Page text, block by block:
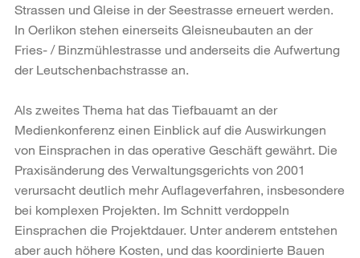
Strassen und Gleise in der Seestrasse erneuert werden.
In Oerlikon stehen einerseits Gleisneubauten an der
Fries- / Binzmühlestrasse und anderseits die Aufwertung
der Leutschenbachstrasse an.
Als zweites Thema hat das Tiefbauamt an der
Medienkonferenz einen Einblick auf die Auswirkungen
von Einsprachen in das operative Geschäft gewährt. Die
Praxisänderung des Verwaltungsgerichts von 2001
verursacht deutlich mehr Auflageverfahren, insbesondere
bei komplexen Projekten. Im Schnitt verdoppeln
Einsprachen die Projektdauer. Unter anderem entstehen
aber auch höhere Kosten, und das koordinierte Bauen